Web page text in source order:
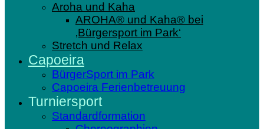
Aroha und Kaha
AROHA® und Kaha® bei
‚Bürgersport im Park‘
Stretch und Relax
Capoeira
BürgerSport im Park
Capoeira Ferienbetreuung
Turniersport
Standardformation